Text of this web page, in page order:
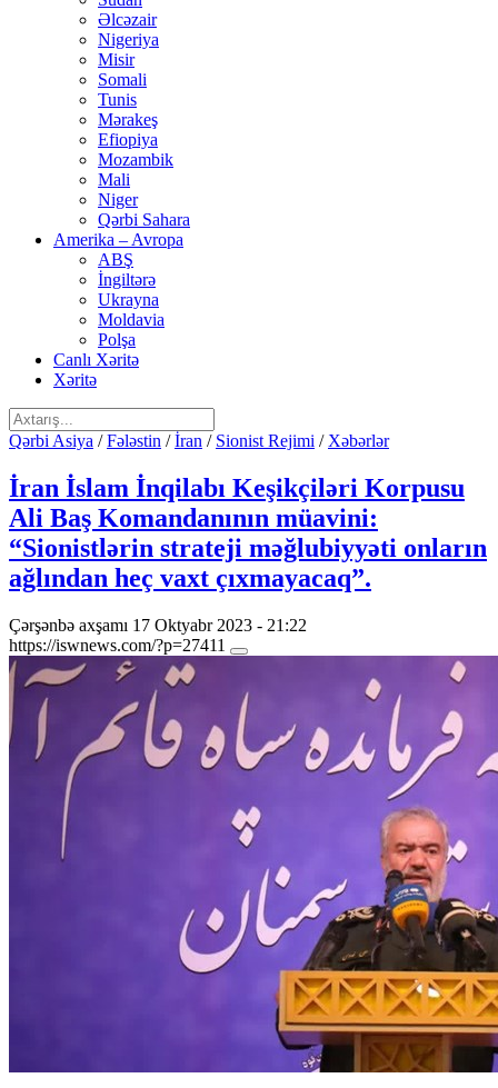
Əlcəzair
Nigeriya
Misir
Somali
Tunis
Mərakeş
Efiopiya
Mozambik
Mali
Niger
Qərbi Sahara
Amerika – Avropa
ABŞ
İngiltərə
Ukrayna
Moldavia
Polşa
Canlı Xəritə
Xəritə
Qərbi Asiya /Fələstin /İran / Sionist Rejimi / Xəbərlər
İran İslam İnqilabı Keşikçiləri Korpusu
Ali Baş Komandanının müavini:
“Sionistlərin strateji məğlubiyyəti onların
ağlından heç vaxt çıxmayacaq”.
Çərşənbə axşamı 17 Oktyabr 2023 - 21:22
https://iswnews.com/?p=27411